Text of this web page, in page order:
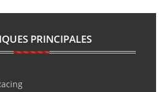
PRINCIPALES